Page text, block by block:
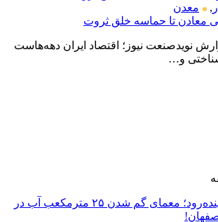
,
معدن
معادن تا حماسه خلق ثروت
نویدصنعت نیوز؛ اقتصاد ایران دهه‌هاست
و…